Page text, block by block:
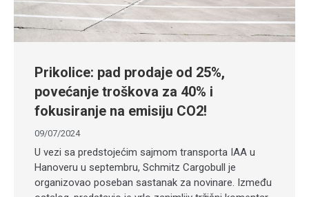
Prikolice: pad prodaje od 25%,
povećanje troškova za 40% i
fokusiranje na emisiju CO2!
09/07/2024
U vezi sa predstojećim sajmom transporta IAA u
Hanoveru u septembru, Schmitz Cargobull je
organizovao poseban sastanak za novinare. Između